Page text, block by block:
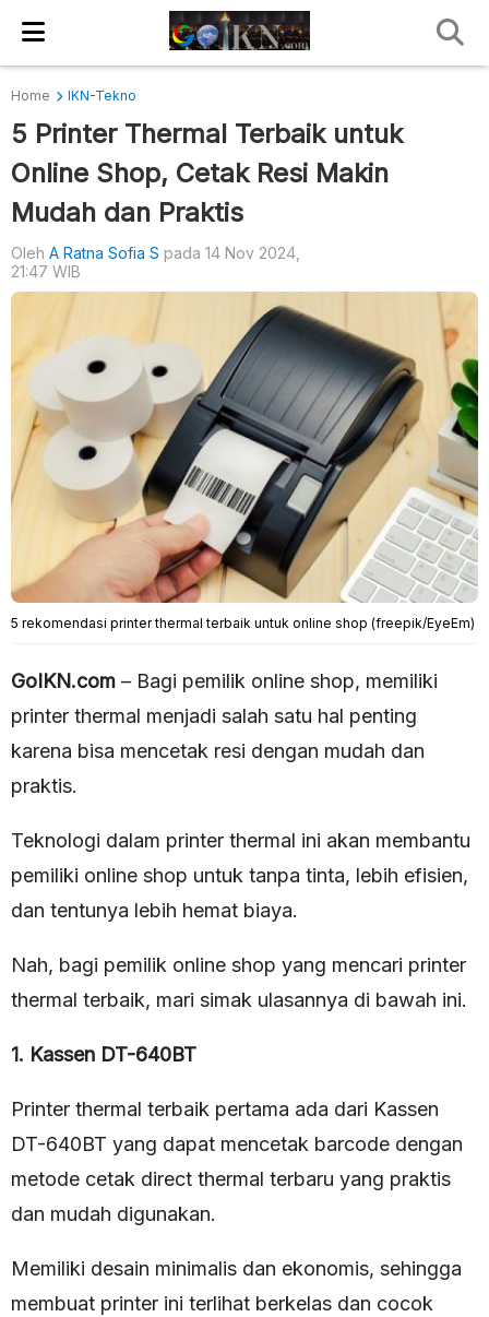
Home IKN-Tekno
5 Printer Thermal Terbaik untuk
Online Shop, Cetak Resi Makin
Mudah dan Praktis
Oleh A Ratna Sofia S pada 14 Nov 2024,
21:47 WIB
5 rekomendasi printer thermal terbaik untuk online shop (freepik/EyeEm)
GoIKN.com – Bagi pemilik online shop, memiliki
printer thermal menjadi salah satu hal penting
karena bisa mencetak resi dengan mudah dan
praktis.
Teknologi dalam printer thermal ini akan membantu
pemiliki online shop untuk tanpa tinta, lebih efisien,
dan tentunya lebih hemat biaya.
Nah, bagi pemilik online shop yang mencari printer
thermal terbaik, mari simak ulasannya di bawah ini.
1. Kassen DT-640BT
Printer thermal terbaik pertama ada dari Kassen
DT-640BT yang dapat mencetak barcode dengan
metode cetak direct thermal terbaru yang praktis
dan mudah digunakan.
Memiliki desain minimalis dan ekonomis, sehingga
membuat printer ini terlihat berkelas dan cocok